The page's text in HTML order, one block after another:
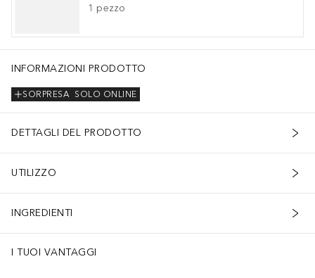
1 pezzo
INFORMAZIONI PRODOTTO
SOLO ONLINE
SORPRESA
DETTAGLI DEL PRODOTTO
UTILIZZO
INGREDIENTI
I TUOI VANTAGGI